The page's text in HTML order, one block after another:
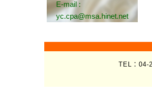
E-mail :
yc.cpa@msa.hinet.net
TEL：